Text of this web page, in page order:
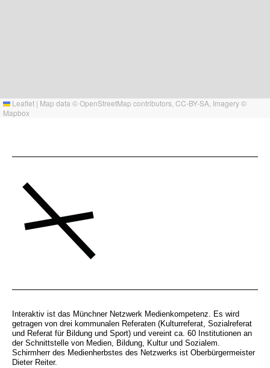
Leaflet | Map data ©OpenStreetMap contributors, CC-BY-SA, Imagery ©
Mapbox
Interaktiv ist das Münchner Netzwerk Medienkompetenz. Es wird
getragen von drei kommunalen Referaten (Kulturreferat, Sozialreferat
und Referat für Bildung und Sport) und vereint ca. 60 Institutionen an
der Schnittstelle von Medien, Bildung, Kultur und Sozialem.
Schirmherr des Medienherbstes des Netzwerks ist Oberbürgermeister
Dieter Reiter.